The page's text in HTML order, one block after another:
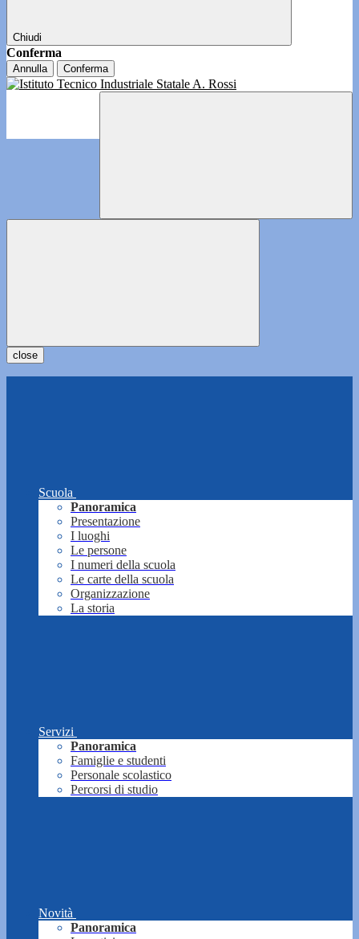
Chiudi
Conferma
Annulla Conferma
close
Scuola
Panoramica
Presentazione
I luoghi
Le persone
I numeri della scuola
Le carte della scuola
Organizzazione
La storia
Servizi
Panoramica
Famiglie e studenti
Personale scolastico
Percorsi di studio
Novità
Panoramica